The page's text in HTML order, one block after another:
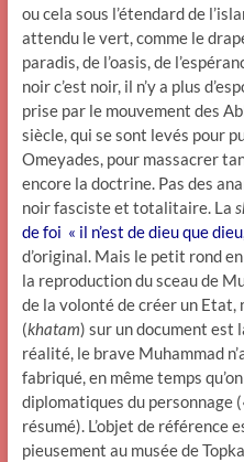
ou cela sous l’étendard de
attendu le vert, comme le
paradis, de l’oasis, de
noir c’est noir, il n’y a plus
prise par le mouvement des
siècle, qui se sont levés pour
Omeyades, pour massacrer
encore la doctrine. Pas des
noir fasciste et totalitaire. La
de foi « il n’est de dieu que
d’original. Mais le petit rond
la reproduction du sceau de
de la volonté de créer un Etat,
(khatam) sur un document est
réalité, le brave Muhammad
fabriqué, en même temps
diplomatiques du personnage
résumé). L’objet de référence
pieusement au musée de